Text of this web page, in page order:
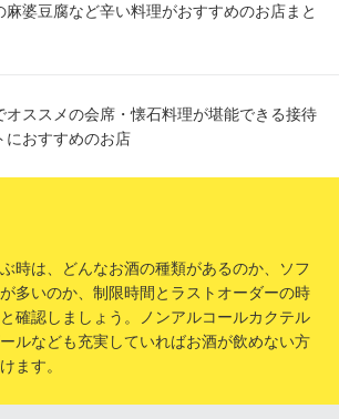
麻婆豆腐など辛い料理がおすすめのお店まと
オススメの会席・懐石料理が堪能できる接待
におすすめのお店
時は、どんなお酒の種類があるのか、ソフ
多いのか、制限時間とラストオーダーの時
確認しましょう。ノンアルコールカクテル
ルなども充実していればお酒が飲めない方
ます。